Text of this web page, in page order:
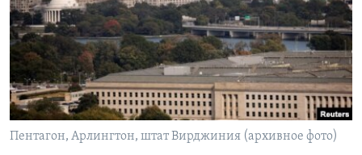
Learning English
СОЦИАЛЬНЫЕ СЕТИ
Пентагон, Арлингтон, штат Вирджиния (архивное фото)